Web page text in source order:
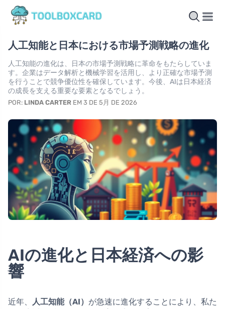
人工知能と日本における市場予測戦略の進化
人工知能の進化は、日本の市場予測戦略に革命をもたらしていま
す。企業はデータ解析と機械学習を活用し、より正確な市場予測
を行うことで競争優位性を確保しています。今後、AIは日本経済
の成長を支える重要な要素となるでしょう。
POR: LINDA CARTER EM 3 DE 5月 DE 2026
AIの進化と日本経済への影
響
近年、 人工知能（AI） が急速に進化することにより、私た